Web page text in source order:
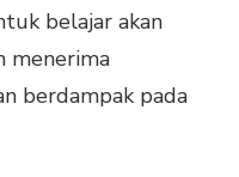
belajar akan
menerima
berdampak pada